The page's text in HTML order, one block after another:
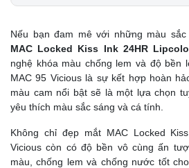
Nếu bạn đam mê với những màu
MAC Locked Kiss Ink 24HR
nghệ khóa màu chống lem và độ bền
MAC 95 Vicious là sự kết hợp hoàn
màu cam nổi bật sẽ là một lựa chọn
yêu thích màu sắc sáng và cá tính.
Không chỉ đẹp mắt MAC Locked
Vicious còn có độ bền vô cùng ấn
màu, chống lem và chống nước tốt